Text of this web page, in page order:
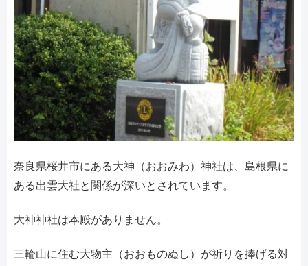
奈良県桜井市にある大神（おおみわ）神社は、島根県に
ある出雲大社と関係が深いとされています。
大神神社は本殿がありません。
三輪山に住む大物主（おおものぬし）が祈りを捧げる対